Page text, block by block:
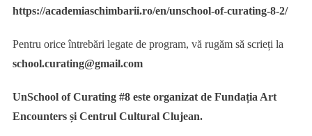
https://academiaschimbarii.ro/en/unschool-of-curating-8-2/
Pentru orice întrebări legate de program, vă rugăm să scrieți la
school.curating@gmail.com
UnSchool of Curating #8 este organizat de Fundația Art
Encounters și Centrul Cultural Clujean.